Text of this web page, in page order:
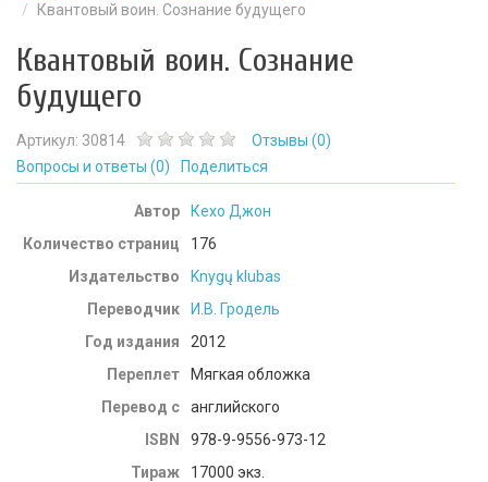
Квантовый воин. Сознание будущего
Квантовый воин. Сознание
будущего
Артикул: 30814 Отзывы (0)
Вопросы и ответы (0) Поделиться
Автор
Кехо Джон
Количество страниц
176
Издательство
Knygų klubas
Переводчик
И.В. Гродель
Год издания
2012
Переплет
Мягкая обложка
Перевод с
английского
ISBN
978-9-9556-973-12
Тираж
17000 экз.